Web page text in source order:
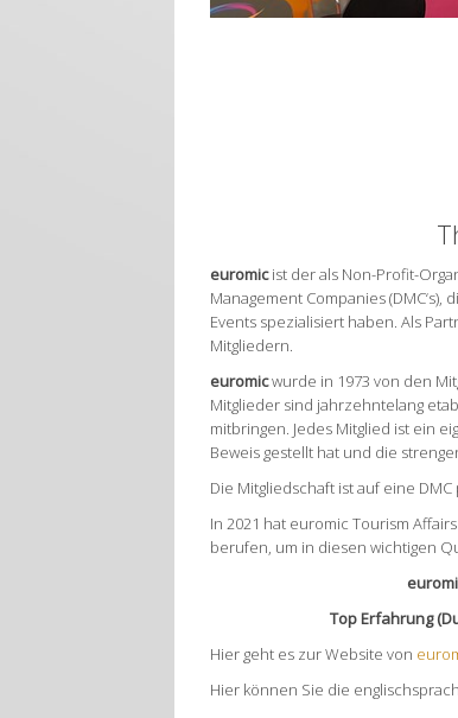
euromicist der als Non-Profit-
Management Companies
Events spezialisiert haben. Als
Mitgliedern.
euromicwurde in 1973 von den
Mitglieder sind jahrzehntelang
mitbringen. Jedes Mitglied ist ein
Beweis gestellt hat und die
Die Mitgliedschaft ist auf eine
In 2021 hat euromic Tourism
berufen, um in diesen wichtigen
Top Erfahrung
Hier geht es zur Website von
Hier können Sie die